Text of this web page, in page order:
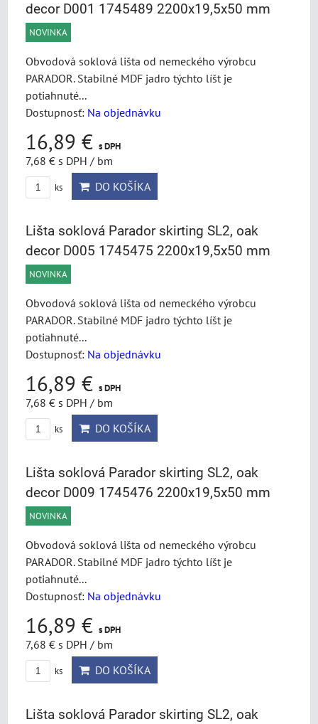
decor D001 1745489 2200x19,5x50 mm
NOVINKA
Obvodová soklová lišta od nemeckého výrobcu
PARADOR. Stabilné MDF jadro týchto líšt je
potiahnuté...
Dostupnosť: Na objednávku
16,89 € s DPH
7,68 € s DPH / bm
ks DO KOŠÍKA
Lišta soklová Parador skirting SL2, oak
decor D005 1745475 2200x19,5x50 mm
NOVINKA
Obvodová soklová lišta od nemeckého výrobcu
PARADOR. Stabilné MDF jadro týchto líšt je
potiahnuté...
Dostupnosť: Na objednávku
16,89 € s DPH
7,68 € s DPH / bm
ks DO KOŠÍKA
Lišta soklová Parador skirting SL2, oak
decor D009 1745476 2200x19,5x50 mm
NOVINKA
Obvodová soklová lišta od nemeckého výrobcu
PARADOR. Stabilné MDF jadro týchto líšt je
potiahnuté...
Dostupnosť: Na objednávku
16,89 € s DPH
7,68 € s DPH / bm
ks DO KOŠÍKA
Lišta soklová Parador skirting SL2, oak